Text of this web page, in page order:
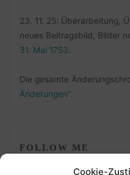
Cookie-
23. 11. 25: Überarbeitung,
neues Beitragsbild, Bilder
31. Mai 1753
Die gesamte
Änderungen".
FOLLOW ME